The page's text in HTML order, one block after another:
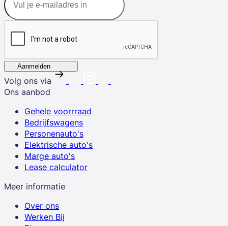
Aanmelden
Volg ons via
Ons aanbod
Gehele voorrraad
Bedrijfswagens
Personenauto's
Elektrische auto's
Marge auto's
Lease calculator
Meer informatie
Over ons
Werken Bij